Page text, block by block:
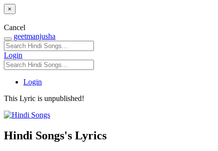
×
Cancel
geetmanjusha
Login
Login
This Lyric is unpublished!
Hindi Songs's Lyrics